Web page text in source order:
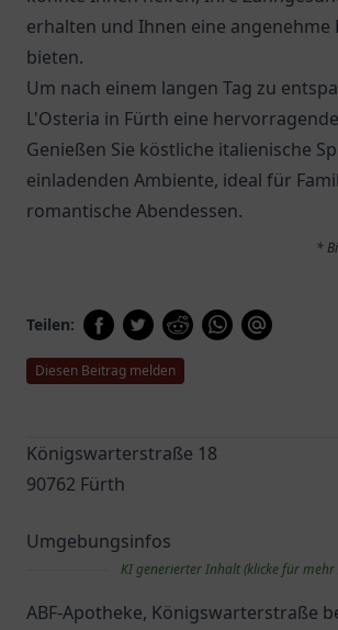
erhalten und Ihnen eine angenehme
bieten.
Um nach einem langen Tag zu
L'Osteria in Fürth eine
Genießen Sie köstliche italienische
einladenden Ambiente, ideal für
romantische Abendessen.
*
Teilen:
Diesen Beitrag melden
Königswarterstraße 18
90762 Fürth
Umgebungsinfos
KI generierter Inhalt (klicke für mehr
ABF-Apotheke, Königswarterstraße